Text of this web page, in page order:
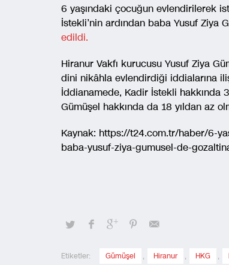
6 yaşındaki çocuğun evlendirilerek
İstekli’nin ardından baba Yusuf Ziya
edildi.
Hiranur Vakfı kurucusu Yusuf Ziya
dini nikâhla evlendirdiği iddialarına
İddianamede, Kadir İstekli hakkında
Gümüşel hakkında da 18 yıldan az
Kaynak: https://t24.com.tr/haber/6-
baba-yusuf-ziya-gumusel-de-
Etiketler: Gümüşel , Hiranur , HKG ,